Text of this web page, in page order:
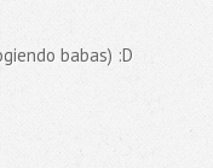
babas) :D